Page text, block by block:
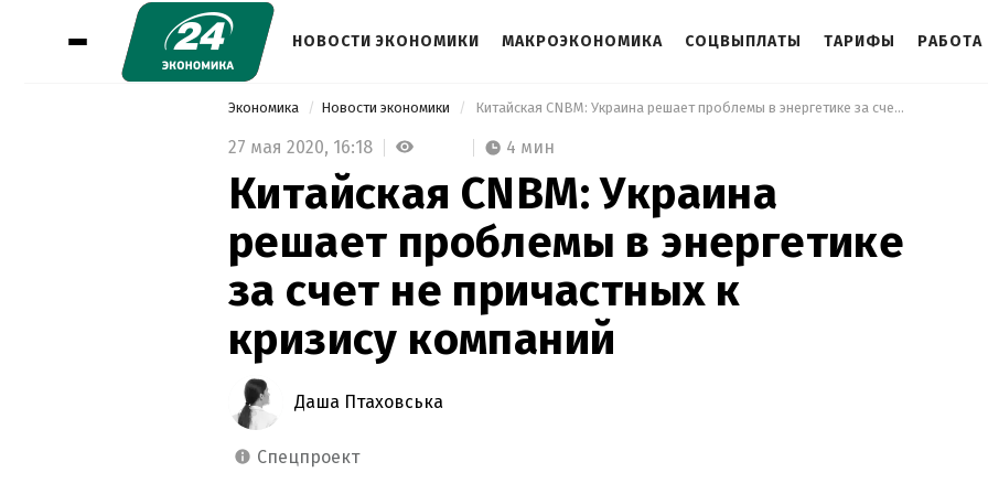
НОВОСТИ ЭКОНОМИКИ МАКРОЭКОНОМИКА СОЦВЫПЛАТЫ ТАРИФЫ РАБОТА
Экономика Новости экономики Китайская CNBM: Украина решает проблемы в энергетике за счет не причастных к кризису компаний
27 мая 2020, 16:18 4 мин
Китайская CNBM: Украина
решает проблемы в энергетике
за счет не причастных к
кризису компаний
Даша Птаховська
спецпроект